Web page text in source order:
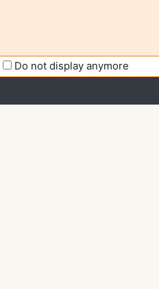
Do not display anymore